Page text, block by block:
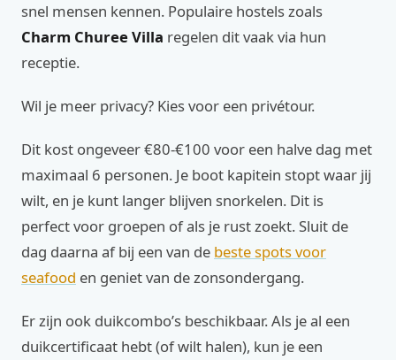
snel mensen kennen. Populaire hostels zoals
Charm Churee Villa regelen dit vaak via hun
receptie.
Wil je meer privacy? Kies voor een privétour.
Dit kost ongeveer €80-€100 voor een halve dag met
maximaal 6 personen. Je boot kapitein stopt waar jij
wilt, en je kunt langer blijven snorkelen. Dit is
perfect voor groepen of als je rust zoekt. Sluit de
dag daarna af bij een van de beste spots voor
seafood en geniet van de zonsondergang.
Er zijn ook duikcombo’s beschikbaar. Als je al een
duikcertificaat hebt (of wilt halen), kun je een